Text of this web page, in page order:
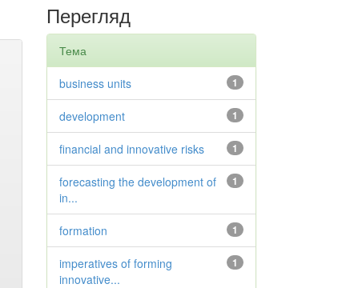
Перегляд
Тема
1
business units
1
development
1
financial and innovative risks
1
forecasting the development of
in...
1
formation
1
imperatives of forming
innovative...